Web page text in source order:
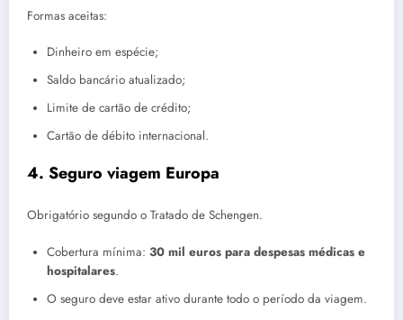
Formas aceitas:
Dinheiro em espécie;
Saldo bancário atualizado;
Limite de cartão de crédito;
Cartão de débito internacional.
4. Seguro viagem Europa
Obrigatório segundo o Tratado de Schengen.
Cobertura mínima: 30 mil euros para despesas médicas e
hospitalares.
O seguro deve estar ativo durante todo o período da viagem.